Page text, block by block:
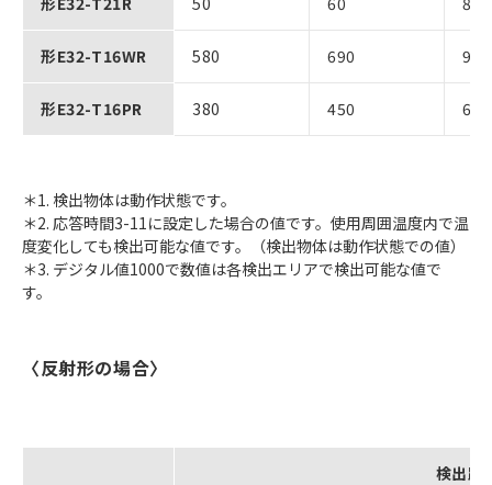
形E32-T16WR 580 690 910
形E32-T16PR 380 450 600
＊1. 検出物体は動作状態です。
＊2. 応答時間3-11に設定した場合の値です。使用周囲温度内で温
度変化しても検出可能な値です。（検出物体は動作状態での値）
＊3. デジタル値1000で数値は各検出エリアで検出可能な値で
す。
〈反射形の場合〉
検出距